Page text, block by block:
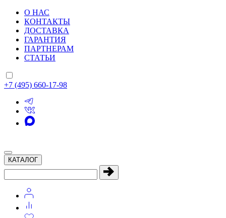
О НАС
КОНТАКТЫ
ДОСТАВКА
ГАРАНТИЯ
ПАРТНЕРАМ
СТАТЬИ
+7 (495) 660-17-98
КАТАЛОГ